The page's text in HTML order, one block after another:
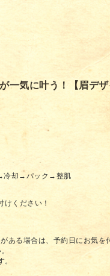
一気に叶う！【眉デ
冷却→パック→整肌
けください！
ある場合は、予約日にお気を